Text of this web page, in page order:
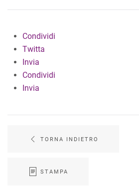
Condividi
Twitta
Invia
Condividi
Invia
TORNA INDIETRO
STAMPA